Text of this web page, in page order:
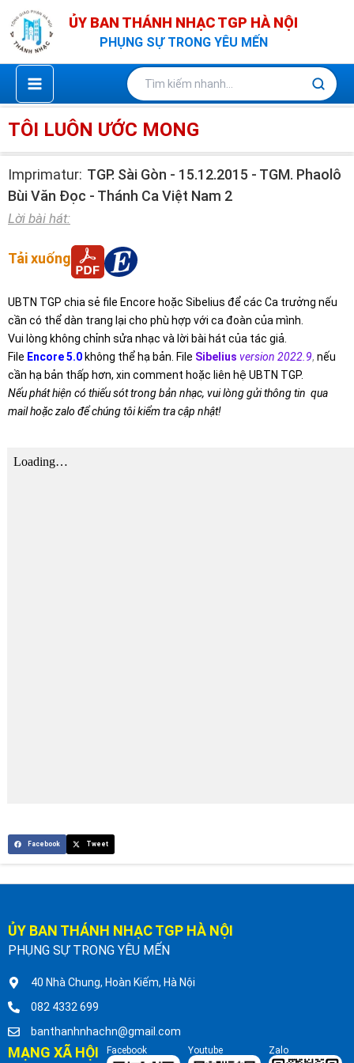
Nhảy
tới
nội
dung
ỦY BAN THÁNH NHẠC TGP HÀ NỘI
PHỤNG SỰ TRONG YÊU MẾN
TÔI LUÔN ƯỚC MONG
Imprimatur: TGP. Sài Gòn - 15.12.2015 - TGM. Phaolô
Bùi Văn Đọc - Thánh Ca Việt Nam 2
Lời bài hát:
Tải xuống
UBTN TGP chia sẻ file Encore hoặc Sibelius để các Ca trưởng nếu
cần có thể dàn trang lại cho phù hợp với ca đoàn của mình.
Vui lòng không chỉnh sửa nhạc và lời bài hát của tác giả.
File Encore 5.0 không thể hạ bản. File Sibelius version 2022.9, nếu
cần hạ bản thấp hơn, xin comment hoặc liên hệ UBTN TGP.
Nếu phát hiện có thiếu sót trong bản nhạc, vui lòng gửi thông tin qua
mail hoặc zalo để chúng tôi kiểm tra cập nhật!
Facebook Tweet
ỦY BAN THÁNH NHẠC TGP HÀ NỘI
PHỤNG SỰ TRONG YÊU MẾN
40 Nhà Chung, Hoàn Kiếm, Hà Nội
082 4332 699
banthanhnhachn@gmail.com
MẠNG XÃ HỘI Facebook Youtube Zalo